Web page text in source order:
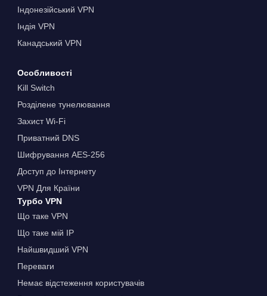
Індонезійський VPN
Індія VPN
Канадський VPN
Особливості
Kill Switch
Розділене тунелювання
Захист Wi-Fi
Приватний DNS
Шифрування AES-256
Доступ до Інтернету
VPN Для Країни
Турбо VPN
Що таке VPN
Що таке мій IP
Найшвидший VPN
Переваги
Немає відстеження користувачів